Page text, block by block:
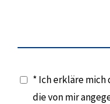
* Ich erkläre mich
die von mir